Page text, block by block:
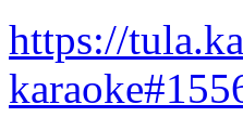
https://